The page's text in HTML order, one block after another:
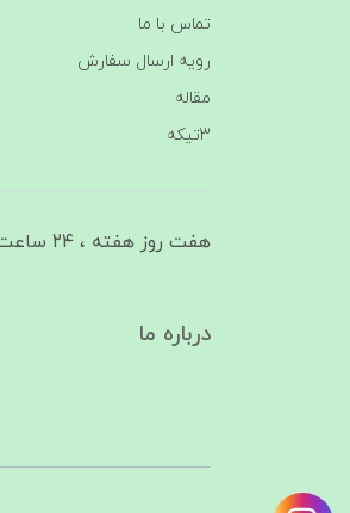
تماس با ما
رویه ارسال سفارش
مقاله
3تیکه
هفت روز هفته ، ۲۴ ساعت شبانه‌روز پاسخگوی شما هستیم
درباره ما